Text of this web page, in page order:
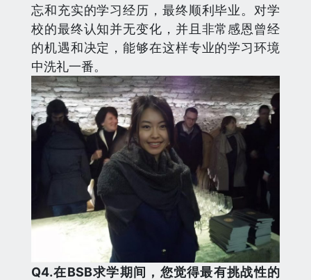
忘和充实的学习经历，最终顺利毕业。对学
校的最终认知并无变化，并且非常感恩曾经
的机遇和决定，能够在这样专业的学习环境
中洗礼一番。
Q4.在BSB求学期间，您觉得最有挑战性的